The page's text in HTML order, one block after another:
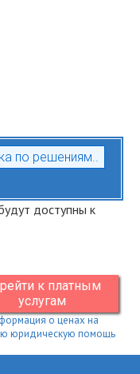
доступны к
к платным
услугам
о ценах на
юридическую помощь